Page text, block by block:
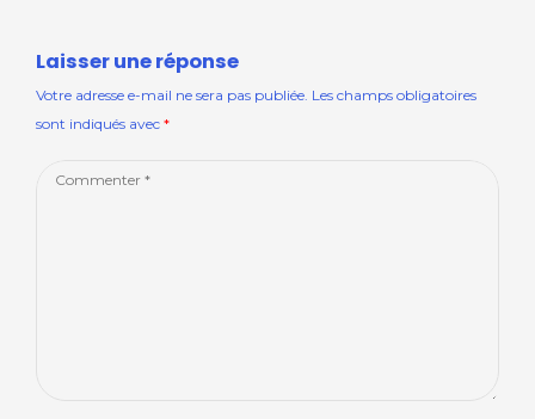
Laisser une réponse
Votre adresse e-mail ne sera pas publiée. Les champs obligatoires
sont indiqués avec *
Comment